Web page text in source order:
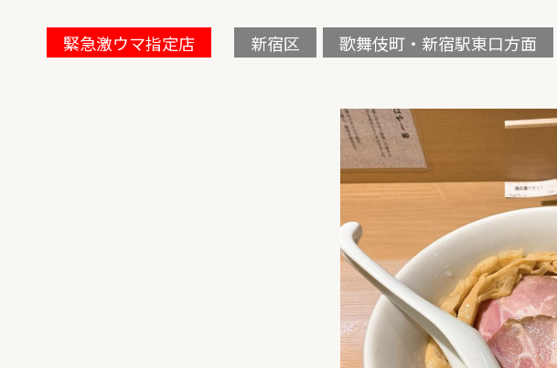
緊急激ウマ指定店 新宿区 歌舞伎町・新宿駅東口方面